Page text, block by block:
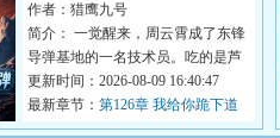
弹
作者：猎鹰九号
简介： 一觉醒来，周云霄成了东锋
导弹基地的一名技术员。吃的是芦
苇根玉米羹，住的是四面漏风的
茅...
更新时间：2026-08-09 16:40:47
最新章节： 第126章 我给你跪下道
歉行吗